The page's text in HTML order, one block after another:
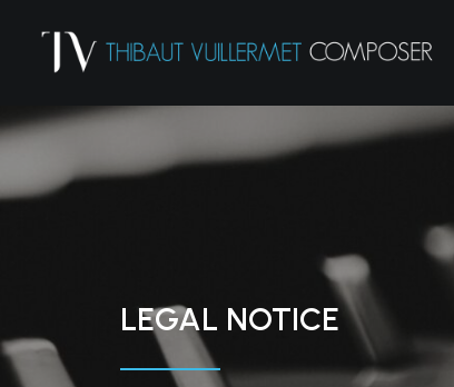
LEGAL NOTICE